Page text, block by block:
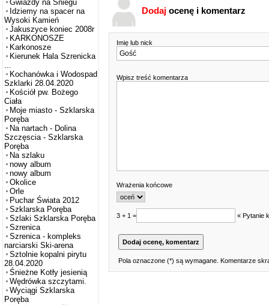
Gwiazdy na Śniegu
Idziemy na spacer na
Wysoki Kamień
Jakuszyce koniec 2008r
KARKONOSZE
Karkonosze
Kierunek Hala Szrenicka
...
Kochanówka i Wodospad
Szklarki 28.04.2020
Kościół pw. Bożego
Ciała
Moje miasto - Szklarska
Poręba
Na nartach - Dolina
Szczęscia - Szklarska
Poręba
Na szlaku
nowy album
nowy album
Okolice
Orle
Puchar Świata 2012
Szklarska Poręba
Szlaki Szklarska Poręba
Szrenica
Szrenica - kompleks
narciarski Ski-arena
Sztolnie kopalni pirytu
28.04.2020
Śnieżne Kotły jesienią
Wędrówka szczytami.
Wyciągi Szklarska
Poręba
Dodaj ocenę i komentarz
Imię lub nick
Wpisz treść komentarza
Wrażenia końcowe
3 + 1 = « Pytanie
Pola oznaczone (*) są wymagane. Komentarze